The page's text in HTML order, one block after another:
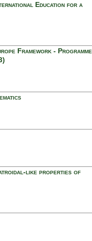
Education for a
Framework - Programme
like properties of